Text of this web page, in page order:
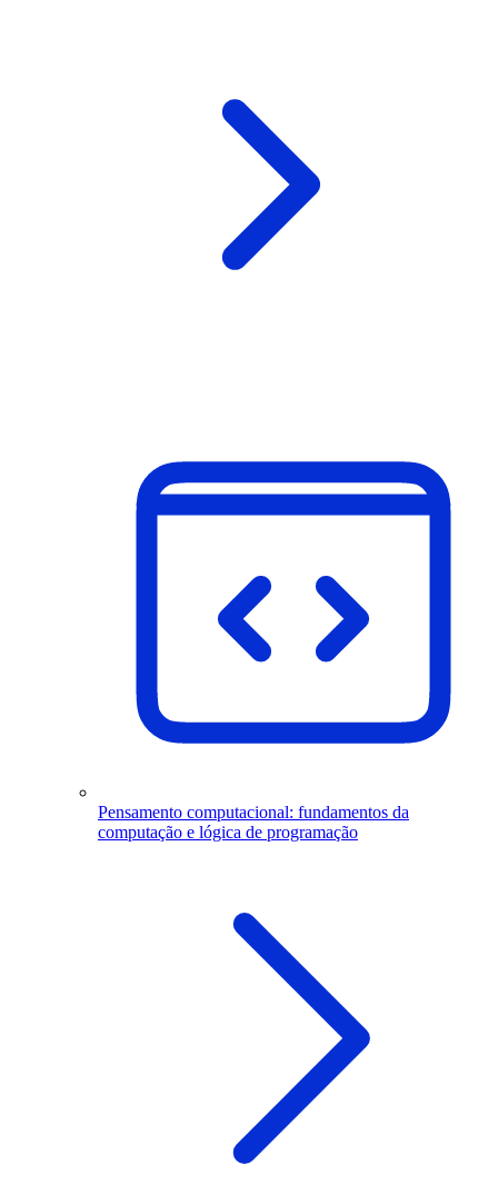
Pensamento computacional: fundamentos da
computação e lógica de programação